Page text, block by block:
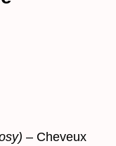
– Cheveux